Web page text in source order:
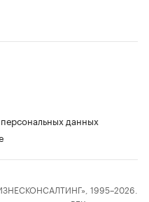
данных
1995–2026.